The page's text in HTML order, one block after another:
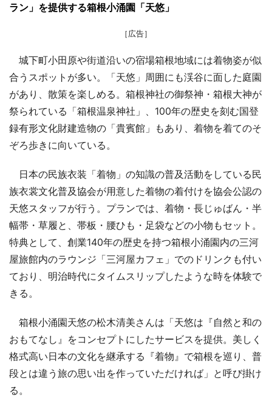
ラン」を提供する箱根小涌園「天悠」
［広告］
城下町小田原や街道沿いの宿場箱根地域には着物姿が似
合うスポットが多い。「天悠」周囲にも渓谷に面した庭園
があり、散策を楽しめる。箱根神社の御祭神・箱根大神が
祭られている「箱根温泉神社」、100年の歴史を刻む国登
録有形文化財建造物の「貴賓館」もあり、着物を着てのそ
ぞろ歩きに向いている。
日本の民族衣装「着物」の知識の普及活動をしている民
族衣裳文化普及協会が用意した着物の着付けを協会公認の
天悠スタッフが行う。プランでは、着物・長じゅばん・半
幅帯・草履と、帯板・腰ひも・足袋などの小物もセット。
特典として、創業140年の歴史を持つ箱根小涌園内の三河
屋旅館内のラウンジ「三河屋カフェ」でのドリンクも付い
ており、明治時代にタイムスリップしたような時を体験で
きる。
箱根小涌園天悠の松木清美さんは「天悠は『自然と和の
おもてなし』をコンセプトにしたサービスを提供。美しく
格式高い日本の文化を継承する『着物』で箱根を巡り、普
段とは違う旅の思い出を作っていただければ」と呼び掛け
る。